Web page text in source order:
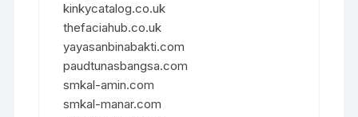
kinkycatalog.co.uk
thefaciahub.co.uk
yayasanbinabakti.com
paudtunasbangsa.com
smkal-amin.com
smkal-manar.com